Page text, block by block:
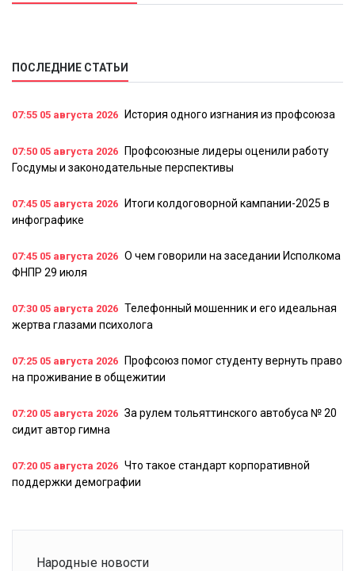
ПОСЛЕДНИЕ СТАТЬИ
07:55 05 августа 2026 История одного изгнания из профсоюза
07:50 05 августа 2026
Профсоюзные лидеры оценили работу
Госдумы и законодательные перспективы
07:45 05 августа 2026
Итоги колдоговорной кампании-2025 в
инфографике
07:45 05 августа 2026 О чем говорили на заседании Исполкома
ФНПР 29 июля
07:30 05 августа 2026 Телефонный мошенник и его идеальная
жертва глазами психолога
07:25 05 августа 2026
Профсоюз помог студенту вернуть право
на проживание в общежитии
07:20 05 августа 2026 За рулем тольяттинского автобуса № 20
сидит автор гимна
07:20 05 августа 2026 Что такое стандарт корпоративной
поддержки демографии
Народные новости